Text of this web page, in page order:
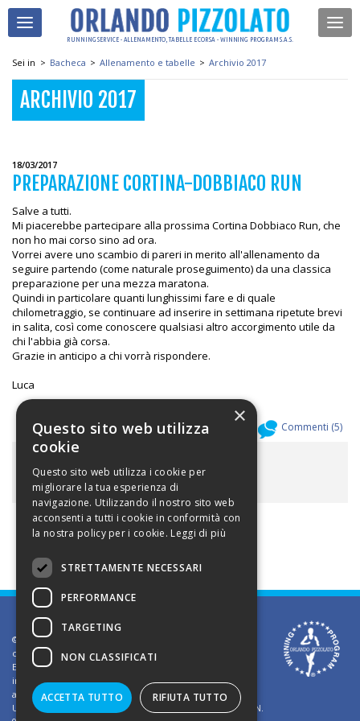
RUNNING SERVICE - ALLENAMENTO, TABELLE E CORSA - WINNING PROGRAM S.A.S.
Sei in > Bacheca > Allenamento e tabelle > Archivio 2017
ARCHIVIO 2017
18/03/2017
PREPARAZIONE CORTINA-DOBBIACO RUN
Salve a tutti.
Mi piacerebbe partecipare alla prossima Cortina Dobbiaco Run, che
non ho mai corso sino ad ora.
Vorrei avere uno scambio di pareri in merito all'allenamento da
seguire partendo (come naturale proseguimento) da una classica
preparazione per una mezza maratona.
Quindi in particolare quanti lunghissimi fare e di quale
chilometraggio, se continuare ad inserire in settimana ripetute brevi
in salita, così come conoscere qualsiasi altro accorgimento utile da
chi l'abbia già corsa.
Grazie in anticipo a chi vorrà rispondere.
Luca
Allegati ( Commenti (5)
ALLEGATI
©2002 Informativa sui diritti d'autore. Le informazioni
contenute in questo sito sono solo per uso privato.
E' vietato riprodurre o divulgare in qualsiasi forma le
informazioni contenute in questo sito, salvo previa
autorizzazione di Orlando Pizzolato
Ufficio del Registro delle Imprese di Vicenza - Iscrizione N.
×
Questo sito web utilizza
cookie
Questo sito web utilizza i cookie per
migliorare la tua esperienza di
navigazione. Utilizzando il nostro sito web
acconsenti a tutti i cookie in conformità con
la nostra policy per i cookie. Leggi di più
STRETTAMENTE NECESSARI
PERFORMANCE
TARGETING
NON CLASSIFICATI
ACCETTA TUTTO RIFIUTA TUTTO